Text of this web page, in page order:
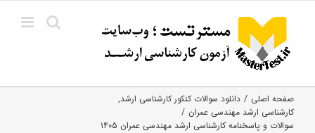
content
صفحه اصلی
دانلود سوالات کنکور کارشناسی ارشد
کارشناسی ارشد مهندسی عمران
سوالات و پاسخنامه کارشناسی ارشد مهندسی عمران ۱۴۰۵